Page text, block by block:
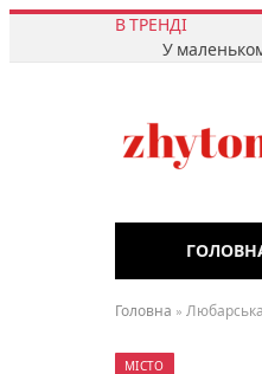
В ТРЕНДІ
Головна »
МІСТО